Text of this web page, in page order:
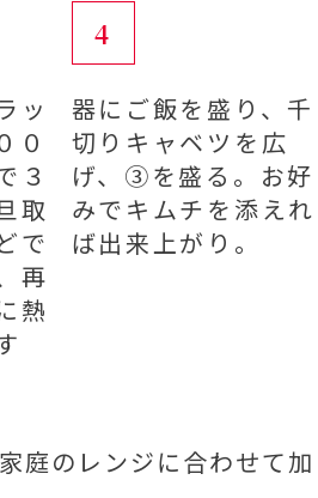
ッ
０
３
取
で
再
熱
4
器にご飯を盛り、千
切りキャベツを広
げ、③を盛る。お好
みでキムチを添えれ
ば出来上がり。
庭のレンジに合わせて加